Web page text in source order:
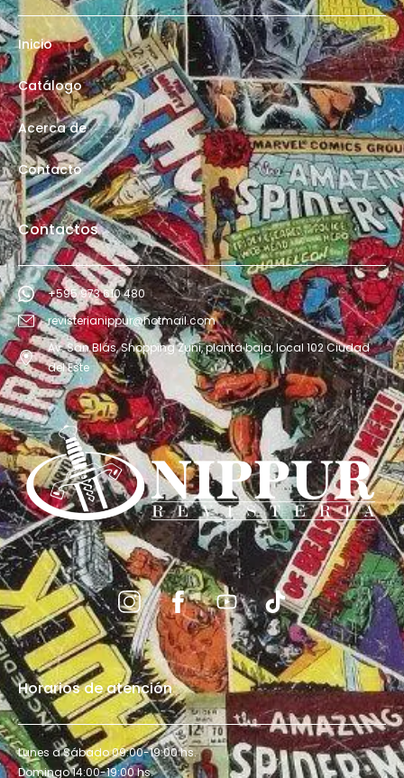
Inicio
Catálogo
Acerca de
Contacto
Contactos
+595 973 610 480
revisterianippur@hotmail.com
Av. San Blás, Shopping Zuni, planta baja, local 102 Ciudad
del Este
Horarios de atención
Lunes a Sábado 09:00-19:00 hs.
Domingo 14:00-19:00 hs.